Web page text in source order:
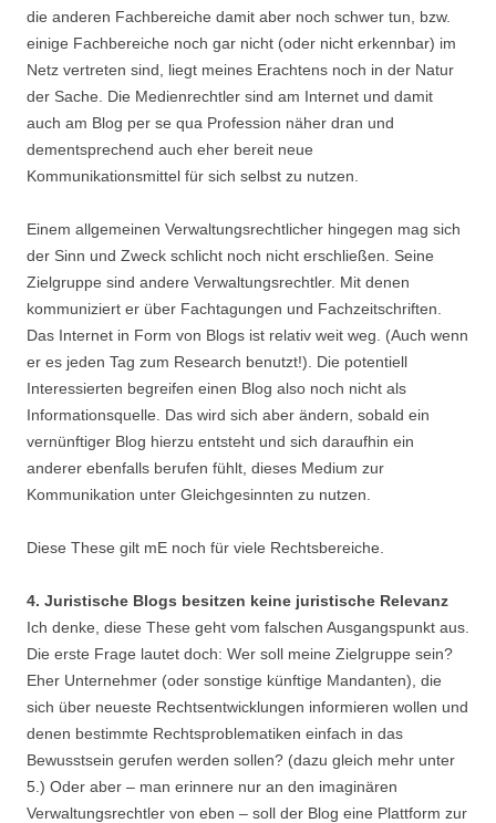
die anderen Fachbereiche damit aber noch schwer tun, bzw.
einige Fachbereiche noch gar nicht (oder nicht erkennbar) im
Netz vertreten sind, liegt meines Erachtens noch in der Natur
der Sache. Die Medienrechtler sind am Internet und damit
auch am Blog per se qua Profession näher dran und
dementsprechend auch eher bereit neue
Kommunikationsmittel für sich selbst zu nutzen.
Einem allgemeinen Verwaltungsrechtlicher hingegen mag sich
der Sinn und Zweck schlicht noch nicht erschließen. Seine
Zielgruppe sind andere Verwaltungsrechtler. Mit denen
kommuniziert er über Fachtagungen und Fachzeitschriften.
Das Internet in Form von Blogs ist relativ weit weg. (Auch wenn
er es jeden Tag zum Research benutzt!). Die potentiell
Interessierten begreifen einen Blog also noch nicht als
Informationsquelle. Das wird sich aber ändern, sobald ein
vernünftiger Blog hierzu entsteht und sich daraufhin ein
anderer ebenfalls berufen fühlt, dieses Medium zur
Kommunikation unter Gleichgesinnten zu nutzen.
Diese These gilt mE noch für viele Rechtsbereiche.
4. Juristische Blogs besitzen keine juristische Relevanz
Ich denke, diese These geht vom falschen Ausgangspunkt aus.
Die erste Frage lautet doch: Wer soll meine Zielgruppe sein?
Eher Unternehmer (oder sonstige künftige Mandanten), die
sich über neueste Rechtsentwicklungen informieren wollen und
denen bestimmte Rechtsproblematiken einfach in das
Bewusstsein gerufen werden sollen? (dazu gleich mehr unter
5.) Oder aber – man erinnere nur an den imaginären
Verwaltungsrechtler von eben – soll der Blog eine Plattform zur